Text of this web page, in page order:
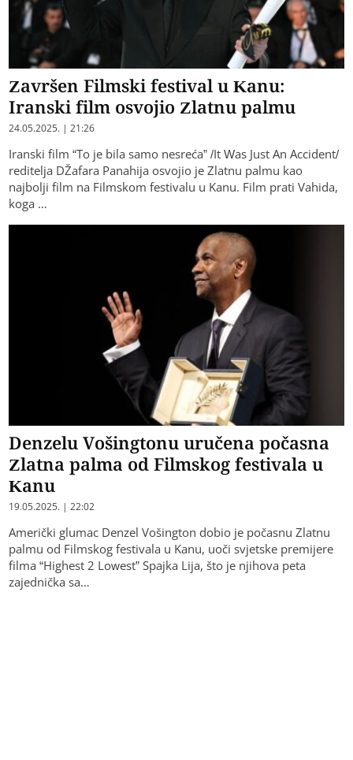
Završen Filmski festival u Kanu:
Iranski film osvojio Zlatnu palmu
24.05.2025. | 21:26
Iranski film “To je bila samo nesreća” /It Was Just An Accident/
reditelja DŽafara Panahija osvojio je Zlatnu palmu kao
najbolji film na Filmskom festivalu u Kanu. Film prati Vahida,
koga …
Denzelu Vošingtonu uručena počasna
Zlatna palma od Filmskog festivala u
Kanu
19.05.2025. | 22:02
Američki glumac Denzel Vošington dobio je počasnu Zlatnu
palmu od Filmskog festivala u Kanu, uoči svjetske premijere
filma “Highest 2 Lowest” Spajka Lija, što je njihova peta
zajednička sa…